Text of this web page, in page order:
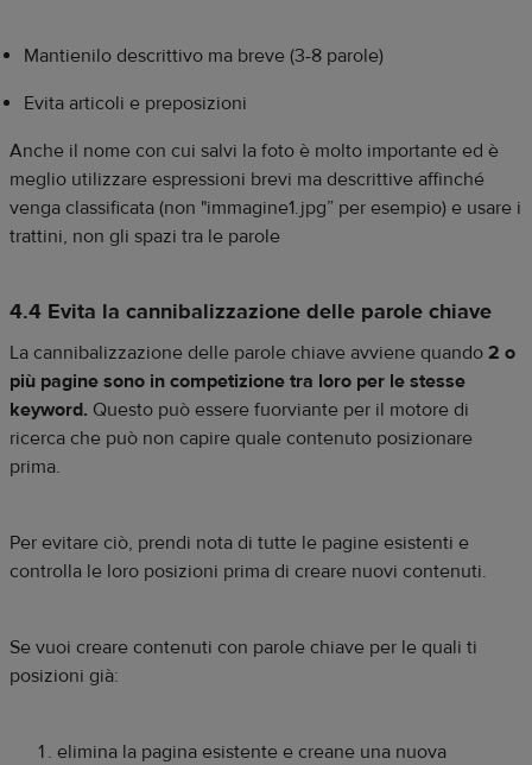
Mantienilo descrittivo ma breve (3-8 parole)
Evita articoli e preposizioni
Anche il nome con cui salvi la foto è molto importante ed è
meglio utilizzare espressioni brevi ma descrittive affinché
venga classificata (non "immagine1.jpg” per esempio) e usare i
trattini, non gli spazi tra le parole
4.4 Evita la cannibalizzazione delle parole chiave
La cannibalizzazione delle parole chiave avviene quando 2 o
più pagine sono in competizione tra loro per le stesse
keyword. Questo può essere fuorviante per il motore di
ricerca che può non capire quale contenuto posizionare
prima.
Per evitare ciò, prendi nota di tutte le pagine esistenti e
controlla le loro posizioni prima di creare nuovi contenuti.
Se vuoi creare contenuti con parole chiave per le quali ti
posizioni già:
elimina la pagina esistente e creane una nuova